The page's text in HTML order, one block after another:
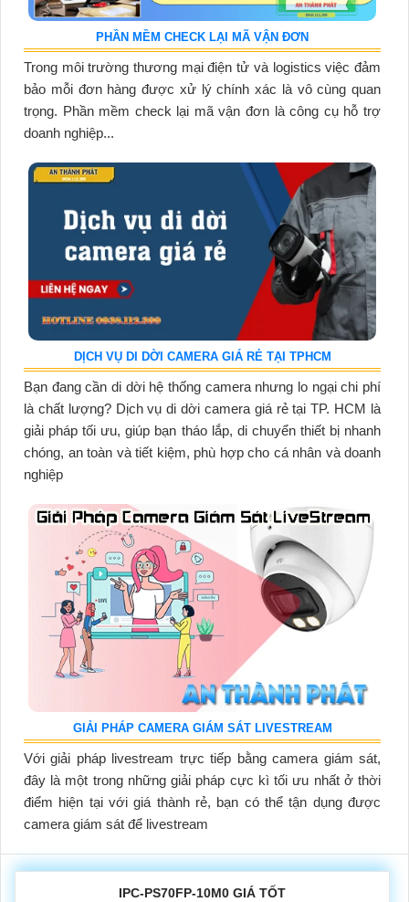
PHẦN MỀM CHECK LẠI MÃ VẬN ĐƠN
Trong môi trường thương mại điện tử và logistics việc đảm
bảo mỗi đơn hàng được xử lý chính xác là vô cùng quan
trọng. Phần mềm check lại mã vận đơn là công cụ hỗ trợ
doanh nghiệp...
DỊCH VỤ DI DỜI CAMERA GIÁ RẺ TẠI TPHCM
Bạn đang cần di dời hệ thống camera nhưng lo ngại chi phí
là chất lượng? Dịch vụ di dời camera giá rẻ tại TP. HCM là
giải pháp tối ưu, giúp bạn tháo lắp, di chuyển thiết bị nhanh
chóng, an toàn và tiết kiệm, phù hợp cho cá nhân và doanh
nghiệp
GIẢI PHÁP CAMERA GIÁM SÁT LIVESTREAM
Với giải pháp livestream trực tiếp bằng camera giám sát,
đây là một trong những giải pháp cực kì tối ưu nhất ở thời
điểm hiện tại với giá thành rẻ, bạn có thể tận dụng được
camera giám sát để livestream
IPC-PS70FP-10M0 GIÁ TỐT